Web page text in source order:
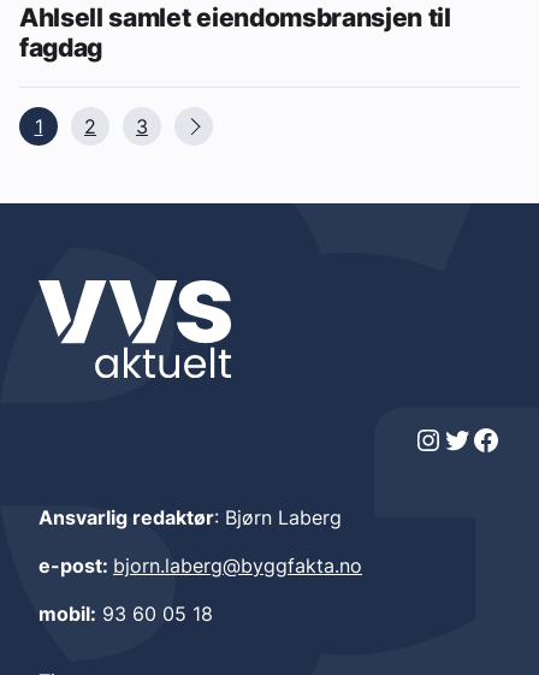
Ahlsell samlet eiendomsbransjen til
fagdag
1 2 3
Instagram Twitter Facebook
Ansvarlig redaktør: Bjørn Laberg
e-post: bjorn.laberg@byggfakta.no
mobil: 93 60 05 18